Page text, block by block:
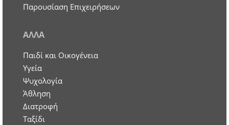
Παρουσίαση Επιχειρήσεων
ΑΛΛΑ
Παιδί και Οικογένεια
Υγεία
Ψυχολογία
Άθληση
Διατροφή
Ταξίδι